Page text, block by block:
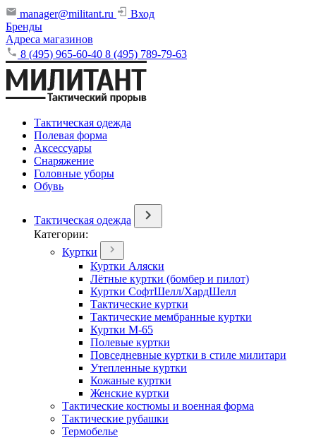
manager@militant.ru
Вход
Бренды
Адреса магазинов
8 (495) 965-60-40 8 (495) 789-79-63
Тактическая одежда
Полевая форма
Аксессуары
Снаряжение
Головные уборы
Обувь
Тактическая одежда
Категории:
Куртки
Куртки Аляски
Лётные куртки (бомбер и пилот)
Куртки СофтШелл/ХардШелл
Тактические куртки
Тактические мембранные куртки
Куртки М-65
Полевые куртки
Повседневные куртки в стиле милитари
Утепленные куртки
Кожаные куртки
Женские куртки
Тактические костюмы и военная форма
Тактические рубашки
Термобелье